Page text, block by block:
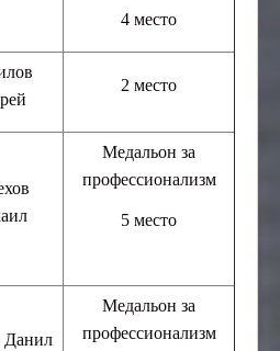
4 место
2 место
Медальон за
профессионализм
5 место
Данил
Медальон за
профессионализм